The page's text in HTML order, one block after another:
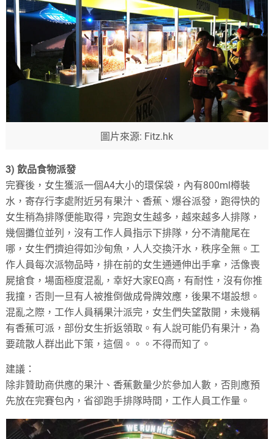
圖片來源: Fitz.hk
3)飲品食物派發
完賽後，女生獲派一個A4大小的環保袋，內有800ml樽裝
水，寄存行李處附近另有果汁、香蕉、爆谷派發，跑得快的
女生稍為排隊便能取得，完跑女生越多，越來越多人排隊，
幾個攤位並列，沒有工作人員指示下排隊，分不清龍尾在
哪，女生們擠迫得如沙甸魚，人人交換汗水，秩序全無。工
作人員每次派物品時，排在前的女生通通伸出手拿，活像喪
屍搶食，場面極度混亂，幸好大家EQ高，有耐性，沒有你推
我撞，否則一旦有人被推倒做成⻣牌效應，後果不堪設想。
混亂之際，工作人員稱果汁派完，女生們失望散開，未幾稱
有香蕉可派，部份女生折返領取。有人說可能仍有果汁，為
要疏散人群出此下策，這個。。。不得而知了。
建議：
除非贊助商供應的果汁、香蕉數量少於參加人數，否則應預
先放在完賽包內，省卻跑手排隊時間，工作人員工作量。